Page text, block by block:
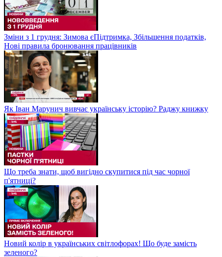
Зміни з 1 грудня: Зимова єПідтримка, Збільшення податків,
Нові правила бронювання працівників
Як Іван Марунич вивчає українську історію? Раджу книжку
Що треба знати, щоб вигідно скупитися під час чорної
п'ятниці?
Новий колір в українських світлофорах! Що буде замість
зеленого?